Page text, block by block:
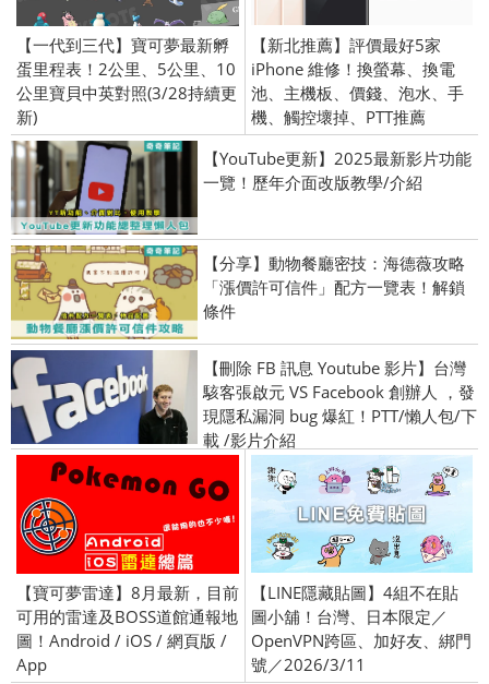
【一代到三代】寶可夢最新孵
蛋里程表！2公里、5公里、10
公里寶貝中英對照(3/28持續更
新)
【新北推薦】評價最好5家
iPhone 維修！換螢幕、換電
池、主機板、價錢、泡水、手
機、觸控壞掉、PTT推薦
【YouTube更新】2025最新影片功能
一覽！歷年介面改版教學/介紹
【分享】動物餐廳密技：海德薇攻略
「漲價許可信件」配方一覽表！解鎖
條件
【刪除 FB 訊息 Youtube 影片】台灣
駭客張啟元 VS Facebook 創辦人 ，發
現隱私漏洞 bug 爆紅！PTT/懶人包/下
載 /影片介紹
【寶可夢雷達】8月最新，目前
可用的雷達及BOSS道館通報地
圖！Android / iOS / 網頁版 /
App
【LINE隱藏貼圖】4組不在貼
圖小舖！台灣、日本限定／
OpenVPN跨區、加好友、綁門
號／2026/3/11